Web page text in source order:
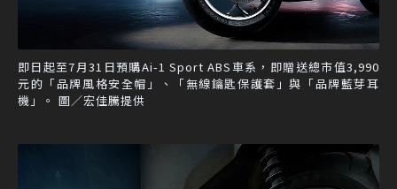
即日起至7月31日預購Ai-1 Sport ABS車系，即贈送總市值3,990
元的「品牌風格安全帽」、「無線鑰匙保護套」與「品牌藍芽耳
機」。 圖／宏佳騰提供